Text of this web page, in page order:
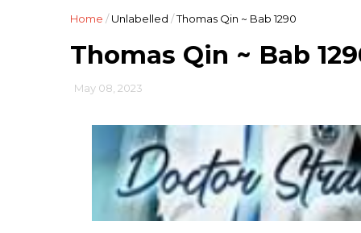
Home /Unlabelled /Thomas Qin ~ Bab 1290
Thomas Qin ~ Bab
May 08, 2023